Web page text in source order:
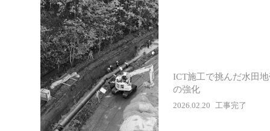
ICT施工で挑んだ水田
の強化
2026.02.20 工事完了